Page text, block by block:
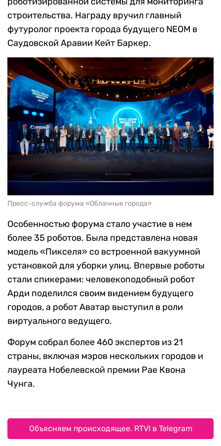
строительства. Награду вручил главный
футуролог проекта города будущего NEOM в
Саудовской Аравии Кейт Баркер.
Пресс-служба форума «Облачные города»
Особенностью форума стало участие в нем
более 35 роботов. Была представлена новая
модель «Пикселя» со встроенной вакуумной
установкой для уборки улиц. Впервые роботы
стали спикерами: человекоподобный робот
Арди поделился своим видением будущего
городов, а робот Аватар выступил в роли
виртуального ведущего.
Форум собрал более 460 экспертов из 21
страны, включая мэров нескольких городов и
лауреата Нобелевской премии Рае Квона
Чунга.
Объясняем происходящее. RTVI в Telegram